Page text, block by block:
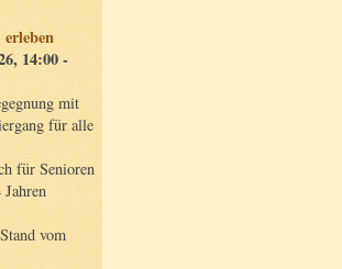
14:00 -
mit
für alle
für Senioren
vom